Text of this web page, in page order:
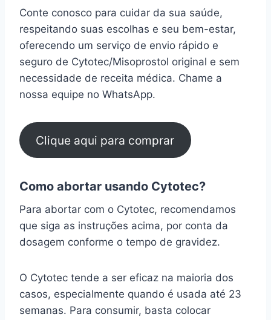
Conte conosco para cuidar da sua saúde,
respeitando suas escolhas e seu bem-estar,
oferecendo um serviço de envio rápido e
seguro de Cytotec/Misoprostol original e sem
necessidade de receita médica. Chame a
nossa equipe no WhatsApp.
Clique aqui para comprar
Como abortar usando Cytotec?
Para abortar com o Cytotec, recomendamos
que siga as instruções acima, por conta da
dosagem conforme o tempo de gravidez.
O Cytotec tende a ser eficaz na maioria dos
casos, especialmente quando é usada até 23
semanas. Para consumir, basta colocar